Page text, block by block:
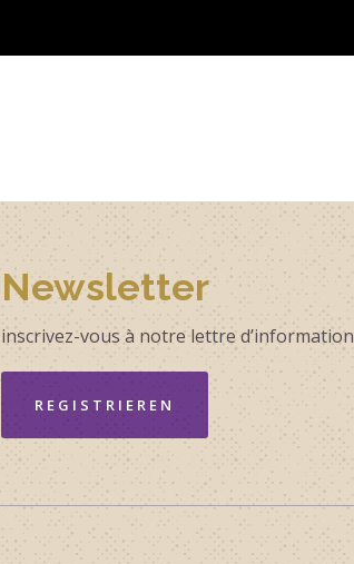
Newsletter
vous à notre lettre d’information
REGISTRIEREN